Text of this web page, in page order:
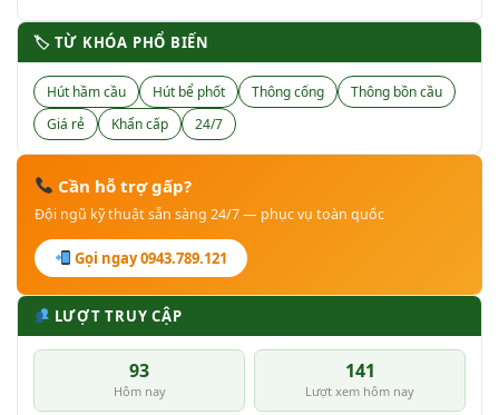
🏷 TỪ KHÓA PHỔ BIẾN
Hút hầm cầu Hút bể phốt Thông cống
Thông bồn cầu
Giá rẻ
Khẩn cấp 24/7
Cần hỗ trợ gấp?
Đội ngũ kỹ thuật sẵn sàng 24/7 — phục vụ toàn quốc
Gọi ngay 0943.789.121
LƯỢT TRUY CẬP
93
Hôm nay
141
Lượt xem hôm nay